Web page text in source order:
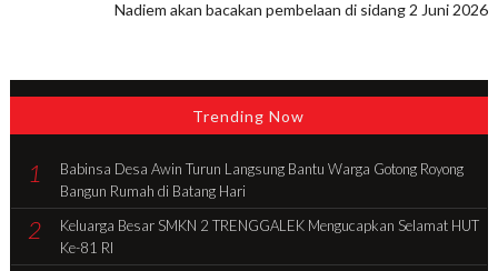
Nadiem akan bacakan pembelaan di sidang 2 Juni 2026
Trending Now
1
Babinsa Desa Awin Turun Langsung Bantu Warga Gotong Royong
Bangun Rumah di Batang Hari
2
Keluarga Besar SMKN 2 TRENGGALEK Mengucapkan Selamat HUT
Ke-81 RI